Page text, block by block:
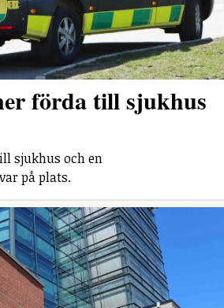
förda till sjukhus
sjukhus och en
på plats.